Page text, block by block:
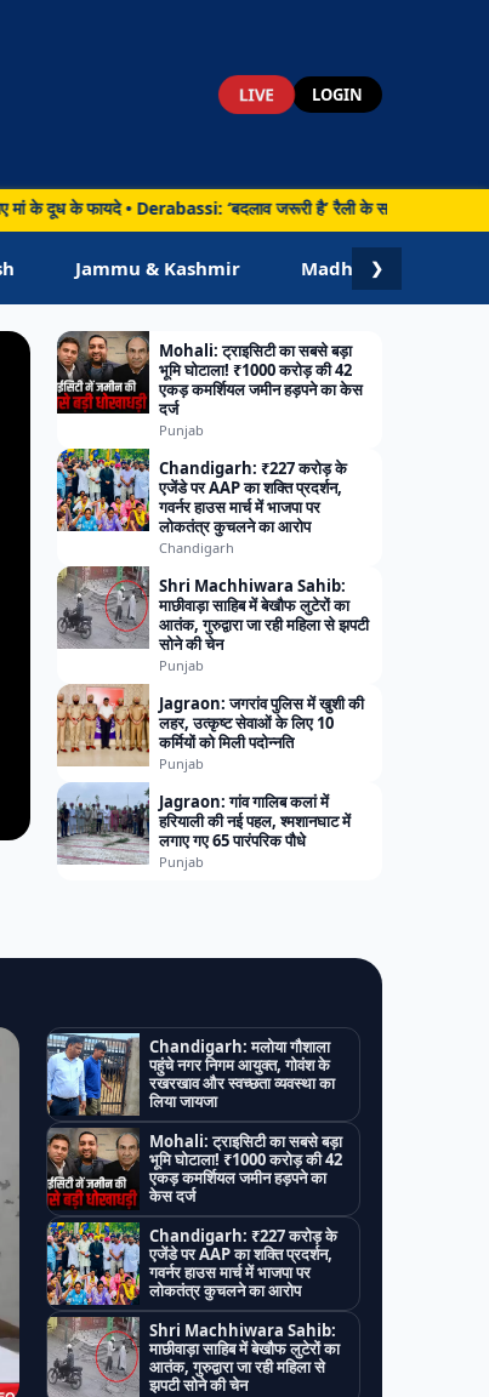
LIVE LOGIN
• Derabassi: ‘बदलाव जरूरी है’ रैली के समर्थन में सीपीआई
Jammu & Kashmir Madhya Pradesh
❯
Mohali: ट्राइसिटी का सबसे बड़ा
भूमि घोटाला! ₹1000 करोड़ की 42
एकड़ कमर्शियल जमीन हड़पने का केस
दर्ज
Punjab
Chandigarh: ₹227 करोड़ के
एजेंडे पर AAP का शक्ति प्रदर्शन,
गवर्नर हाउस मार्च में भाजपा पर
लोकतंत्र कुचलने का आरोप
Chandigarh
Shri Machhiwara Sahib:
माछीवाड़ा साहिब में बेखौफ लुटेरों का
आतंक, गुरुद्वारा जा रही महिला से झपटी
सोने की चेन
Punjab
Jagraon: जगरांव पुलिस में खुशी की
लहर, उत्कृष्ट सेवाओं के लिए 10
कर्मियों को मिली पदोन्नति
Punjab
Jagraon: गांव गालिब कलां में
हरियाली की नई पहल, श्मशानघाट में
लगाए गए 65 पारंपरिक पौधे
Punjab
Chandigarh: मलोया गौशाला
पहुंचे नगर निगम आयुक्त, गोवंश के
रखरखाव और स्वच्छता व्यवस्था का
लिया जायजा
Mohali: ट्राइसिटी का सबसे बड़ा
भूमि घोटाला! ₹1000 करोड़ की 42
एकड़ कमर्शियल जमीन हड़पने का
केस दर्ज
Chandigarh: ₹227 करोड़ के
एजेंडे पर AAP का शक्ति प्रदर्शन,
गवर्नर हाउस मार्च में भाजपा पर
लोकतंत्र कुचलने का आरोप
Shri Machhiwara Sahib:
माछीवाड़ा साहिब में बेखौफ लुटेरों का
आतंक, गुरुद्वारा जा रही महिला से
झपटी सोने की चेन